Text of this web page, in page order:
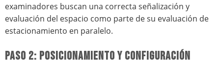
examinadores buscan una correcta señalización y
evaluación del espacio como parte de su evaluación de
estacionamiento en paralelo.
PASO 2: POSICIONAMIENTO Y CONFIGURACIÓN